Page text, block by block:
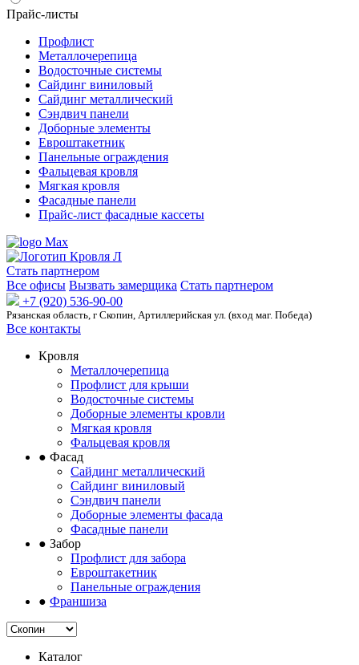
Прайс-листы
Профлист
Металлочерепица
Водосточные системы
Сайдинг виниловый
Сайдинг металлический
Сэндвич панели
Доборные элементы
Евроштакетник
Панельные ограждения
Фальцевая кровля
Мягкая кровля
Фасадные панели
Прайс-лист фасадные кассеты
Стать партнером
Все офисы Вызвать замерщика Стать партнером
+7 (920) 536-90-00
Рязанская область, г Скопин, Артиллерийская ул. (вход маг. Победа)
Все контакты
Кровля
Металлочерепица
Профлист для крыши
Водосточные системы
Доборные элементы кровли
Мягкая кровля
Фальцевая кровля
● Фасад
Сайдинг металлический
Сайдинг виниловый
Сэндвич панели
Доборные элементы фасада
Фасадные панели
● Забор
Профлист для забора
Евроштакетник
Панельные ограждения
● Франшиза
Каталог